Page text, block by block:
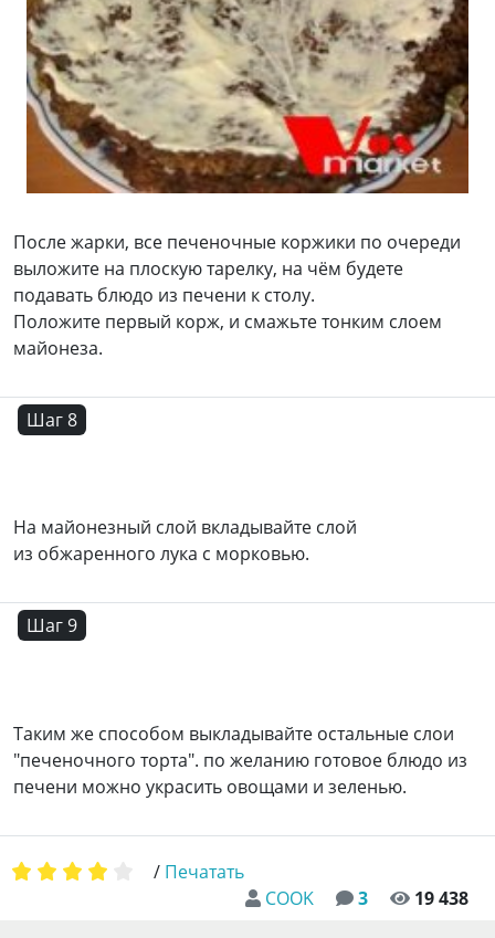
После жарки, все печеночные коржики по очереди
выложите на плоскую тарелку, на чём будете
подавать блюдо из печени к столу.
Положите первый корж, и смажьте тонким слоем
майонеза.
Шаг 8
На майонезный слой вкладывайте слой
из обжаренного лука с морковью.
Шаг 9
Таким же способом выкладывайте остальные слои
"печеночного торта". по желанию готовое блюдо из
печени можно украсить овощами и зеленью.
COOK 3 19 438
/ Печатать